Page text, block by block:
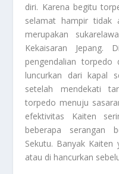
diri. Karena begitu
selamat hampir tidak
merupakan
Kekaisaran
pengendalian
luncurkan dari kapal
setelah mendekati
torpedo menuju
efektivitas Kaiten
beberapa serangan
Sekutu. Banyak Kaiten
atau di hancurkan